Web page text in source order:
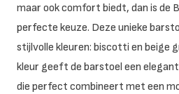
maar ook comfort biedt, dan is de
perfecte keuze. Deze unieke
stijlvolle kleuren: biscotti en beige
kleur geeft de barstoel een
die perfect combineert met een